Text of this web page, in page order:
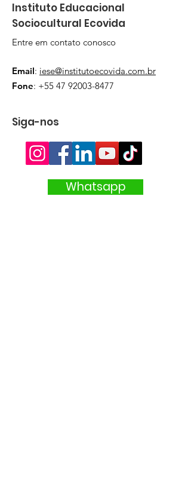
novas turmas em
Navegantes
Instituto Educacional
Sociocultural Ecovida
Entre em contato conosco
Email: iese@institutoecovida.com.br
Fone: +55 47 92003-8477
Siga-nos
Whatsapp